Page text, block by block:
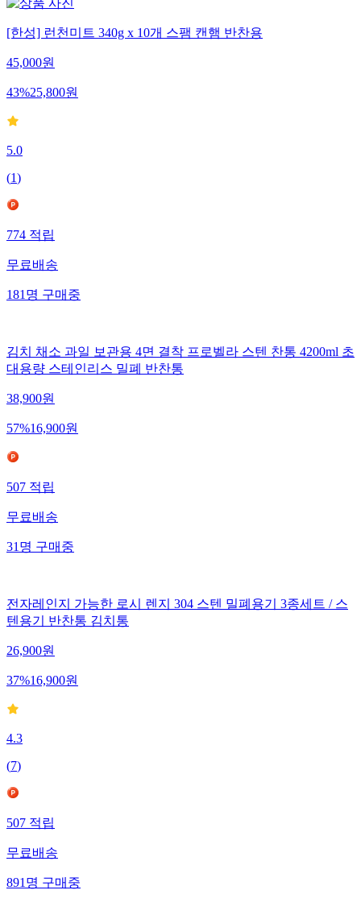
[한성] 런천미트 340g x 10개 스팸 캔햄 반찬용
45,000원
43%25,800원
5.0
(1)
774 적립
무료배송
181 명 구매중
김치 채소 과일 보관용 4면 결착 프로벨라 스텐 찬통 4200ml 초
대용량 스테인리스 밀폐 반찬통
38,900원
57%16,900원
507적립
무료배송
31명구매중
전자레인지 가능한 로시 렌지 304 스텐 밀폐용기 3종세트 / 스
텐용기 반찬통 김치통
26,900원
37%16,900원
4.3
(7)
507적립
무료배송
891명구매중